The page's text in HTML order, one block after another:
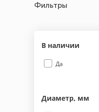
Фильтры
В наличии
Да
Диаметр, мм